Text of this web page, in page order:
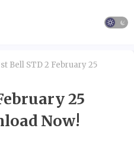
Bell STD 2 February 25
25
Now!